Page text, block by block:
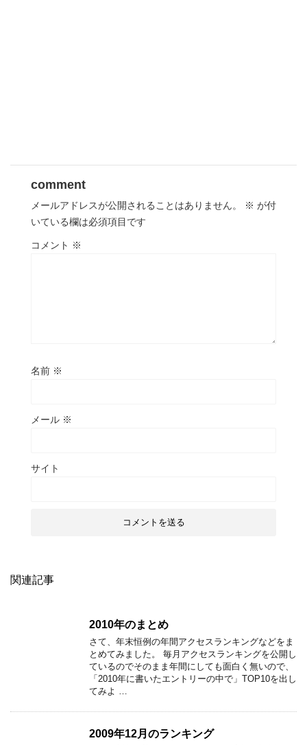
comment
メールアドレスが公開されることはありません。 ※ が付
いている欄は必須項目です
コメント ※
名前 ※
メール ※
サイト
関連記事
2010年のまとめ
さて、年末恒例の年間アクセスランキングなどをま
とめてみました。 毎月アクセスランキングを公開し
ているのでそのまま年間にしても面白く無いので、
「2010年に書いたエントリーの中で」TOP10を出し
てみよ …
2009年12月のランキング